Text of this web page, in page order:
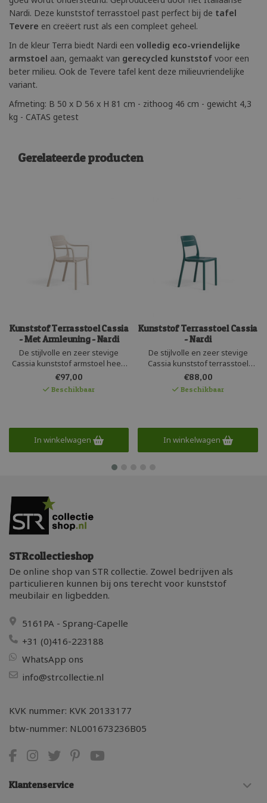
Nardi. Deze kunststof terrasstoel past perfect bij de tafel
Tevere en creëert rust als een compleet geheel.
In de kleur Terra biedt Nardi een volledig eco-vriendelijke
armstoel aan, gemaakt van gerecycled kunststof voor een
beter milieu. Ook de Tevere tafel kent deze milieuvriendelijke
variant.
Afmeting: B 50 x D 56 x H 81 cm - zithoog 46 cm - gewicht 4,3
kg - CATAS getest
Gerelateerde producten
Kunststof Terrasstoel Cassia
- Met Armleuning - Nardi
De stijlvolle en zeer stevige
Cassia kunststof armstoel heeft
een uitstekende zit en is fraai
afgewerkt. Makkelijk stapelbaar,
onderhoudsarm en beschikbaar
gerecycled kunststof.
Geproduceerd door Nardi.
€97,00
Beschikbaar
In winkelwagen
Kunststof Terrasstoel Cassia
- Nardi
De stijlvolle en zeer stevige
Cassia kunststof terrasstoel
heeft een uitstekende zit en is
fraai afgewerkt. Makkelijk
stapelbaar, onderhoudsarm en
van gerecycled kunststof.
Geproduceerd door Nardi.
€88,00
Beschikbaar
In winkelwagen
STRcollectieshop
De online shop van STR collectie. Zowel bedrijven als
particulieren kunnen bij ons terecht voor kunststof
meubilair en ligbedden.
5161PA - Sprang-Capelle
+31 (0)416-223188
WhatsApp ons
info@strcollectie.nl
KVK nummer: KVK 20133177
btw-nummer: NL001673236B05
Klantenservice